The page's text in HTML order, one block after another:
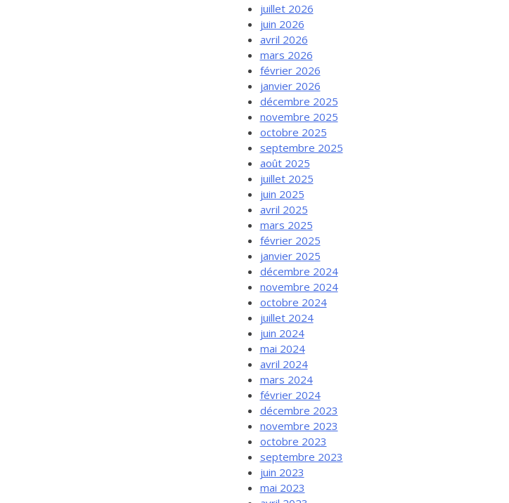
juillet 2026
juin 2026
avril 2026
mars 2026
février 2026
janvier 2026
décembre 2025
novembre 2025
octobre 2025
septembre 2025
août 2025
juillet 2025
juin 2025
avril 2025
mars 2025
février 2025
janvier 2025
décembre 2024
novembre 2024
octobre 2024
juillet 2024
juin 2024
mai 2024
avril 2024
mars 2024
février 2024
décembre 2023
novembre 2023
octobre 2023
septembre 2023
juin 2023
mai 2023